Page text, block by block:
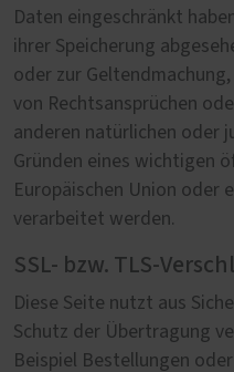
Daten eingeschränkt
ihrer Speicherung
oder zur
von Rechtsansprüchen
anderen natürlichen oder
Gründen eines wichtigen
Europäischen Union oder
verarbeitet werden.
SSL- bzw. TLS-
Diese Seite nutzt aus
Schutz der Übertragung
Beispiel Bestellungen